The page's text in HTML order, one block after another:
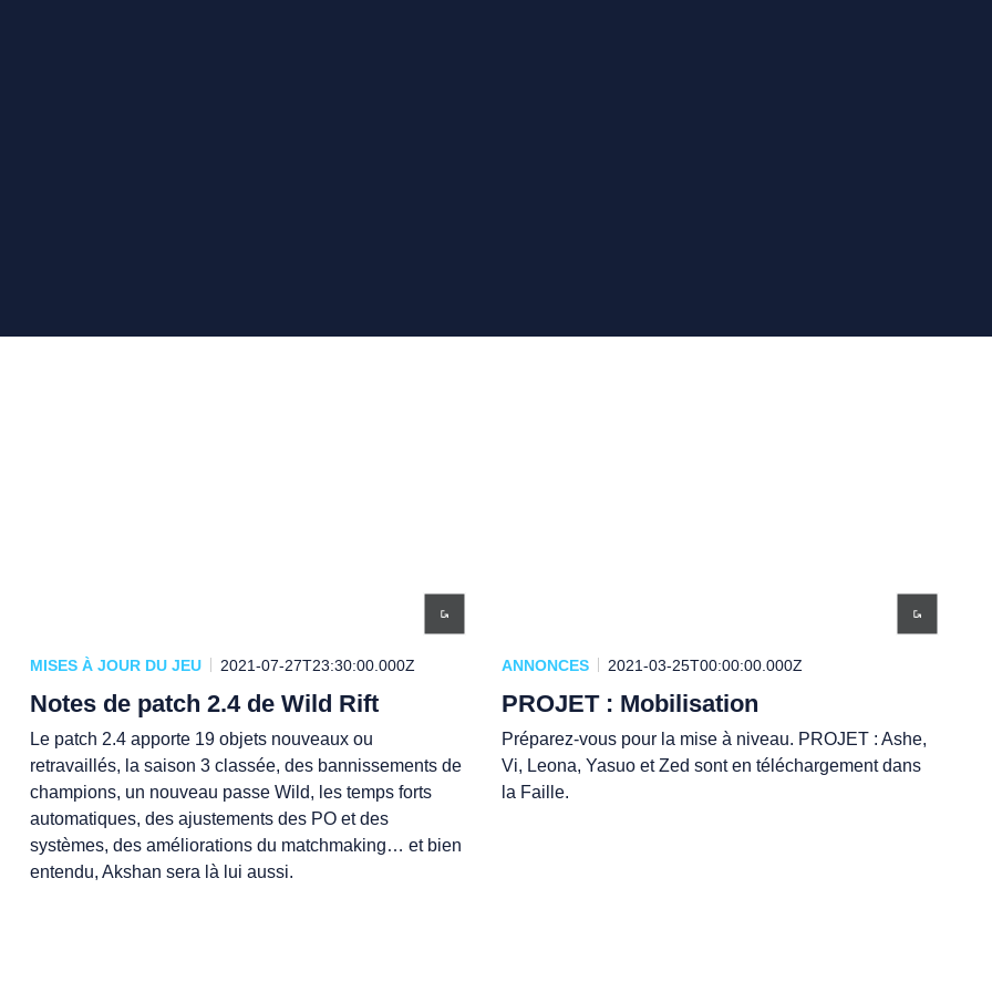
MISES À JOUR DU JEU 2021-07-27T23:30:00.000Z
Notes de patch 2.4 de Wild Rift
Le patch 2.4 apporte 19 objets nouveaux ou
retravaillés, la saison 3 classée, des bannissements de
champions, un nouveau passe Wild, les temps forts
automatiques, des ajustements des PO et des
systèmes, des améliorations du matchmaking… et bien
entendu, Akshan sera là lui aussi.
ANNONCES 2021-03-25T00:00:00.000Z
PROJET : Mobilisation
Préparez-vous pour la mise à niveau. PROJET : Ashe,
Vi, Leona, Yasuo et Zed sont en téléchargement dans
la Faille.